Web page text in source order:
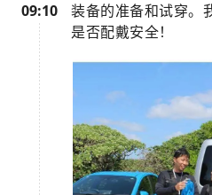
09:10
装备的准备和试穿。
是否配戴安全！